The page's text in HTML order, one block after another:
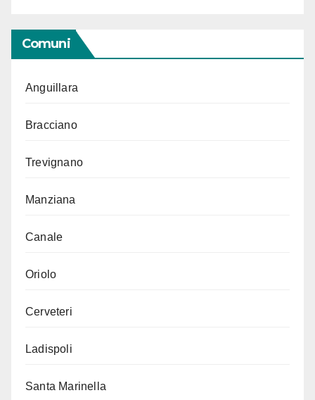
Comuni
Anguillara
Bracciano
Trevignano
Manziana
Canale
Oriolo
Cerveteri
Ladispoli
Santa Marinella